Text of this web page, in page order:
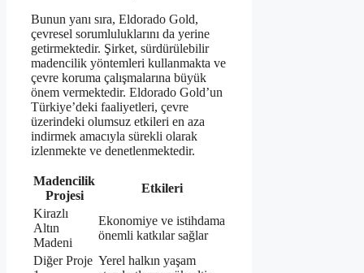
Bunun yanı sıra, Eldorado Gold,
çevresel sorumluluklarını da yerine
getirmektedir. Şirket, sürdürülebilir
madencilik yöntemleri kullanmakta ve
çevre koruma çalışmalarına büyük
önem vermektedir. Eldorado Gold’un
Türkiye’deki faaliyetleri, çevre
üzerindeki olumsuz etkileri en aza
indirmek amacıyla sürekli olarak
izlenmekte ve denetlenmektedir.
Madencilik
Projesi
Etkileri
Kirazlı
Altın
Madeni
Ekonomiye ve istihdama
önemli katkılar sağlar
Diğer Proje Yerel halkın yaşam